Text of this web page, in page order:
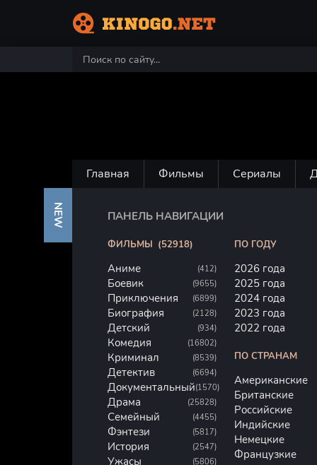
Главная Фильмы Сериалы
ПАНЕЛЬ НАВИГАЦИИ
NEW
ФИЛЬМЫ (52918)
Аниме (412)
Боевик (9655)
Приключения (6899)
Биография (2128)
Детский (934)
Комедия (16802)
Криминал (8539)
Детектив (6694)
Документальный(1570)
Драма (25828)
Семейный (4455)
Фэнтези (5817)
История (2547)
Ужасы (5806)
ПО ГОДУ
2026 года
2025 года
2024 года
2023 года
2022 года
ПО СТРАНАМ
Американские
Британские
Российские
Индийские
Немецкие
Французкие